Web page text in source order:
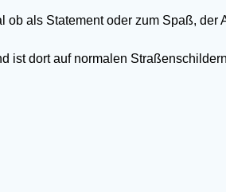
als Statement oder zum Spaß,
ist dort auf normalen